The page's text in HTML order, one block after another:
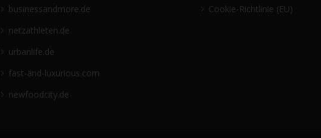
businessandmore.de
netzathleten.de
urbanlife.de
fast-and-luxurious.com
newfoodcity.de
Cookie-Richtlinie (EU)